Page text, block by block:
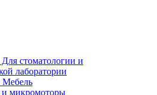
стоматологии и
лаборатории
Мебель
микромоторы